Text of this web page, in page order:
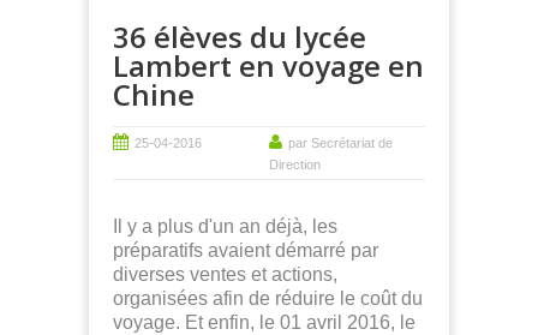
36 élèves du lycée
Lambert en voyage en
Chine
25-04-2016
par Secrétariat de
Direction
Il y a plus d'un an déjà, les
préparatifs avaient démarré par
diverses ventes et actions,
organisées afin de réduire le coût du
voyage. Et enfin, le 01 avril 2016, le